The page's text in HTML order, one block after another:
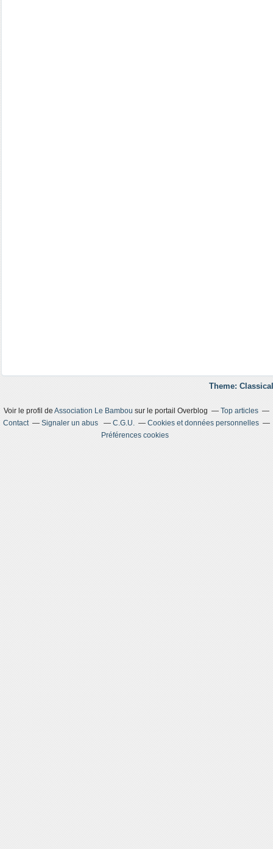
Theme:
Voir le profil de Association Le Bambou sur le portail Overblog
Top articles
Contact
Signaler un abus C.G.U.
Cookies et données personnelles
Préférences cookies